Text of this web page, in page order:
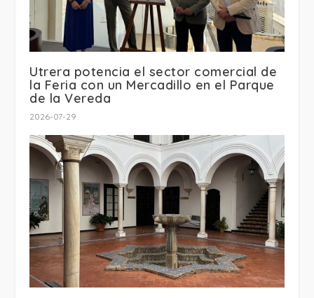
Utrera potencia el sector comercial de
la Feria con un Mercadillo en el Parque
de la Vereda
2026-07-29